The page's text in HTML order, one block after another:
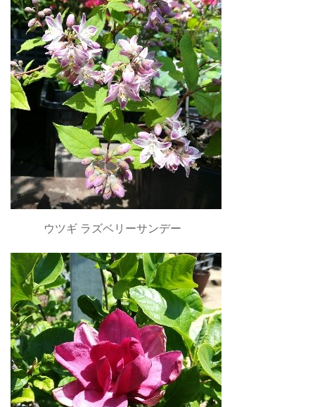
ウツギ ラズベリーサンデー